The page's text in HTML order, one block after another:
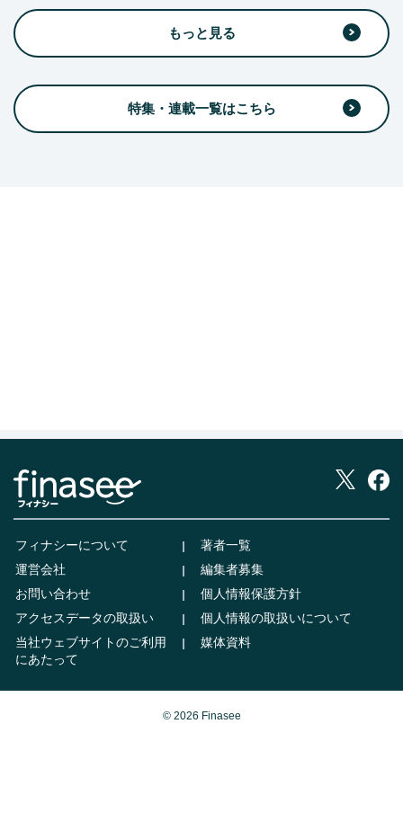
もっと見る
特集・連載一覧はこちら
フィナシーについて
著者一覧
運営会社
編集者募集
お問い合わせ
個人情報保護方針
アクセスデータの取扱い
個人情報の取扱いについて
当社ウェブサイトのご利用
にあたって
媒体資料
© 2026 Finasee